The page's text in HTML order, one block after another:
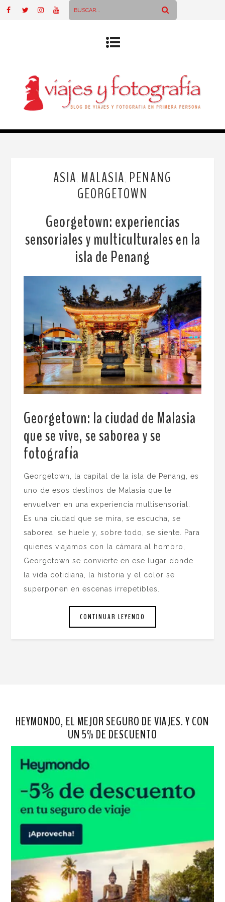
ASIA MALASIA PENANG
GEORGETOWN
Georgetown: experiencias
sensoriales y multiculturales en la
isla de Penang
Georgetown: la ciudad de Malasia
que se vive, se saborea y se
fotografía
Georgetown, la capital de la isla de Penang, es
uno de esos destinos de Malasia que te
envuelven en una experiencia multisensorial.
Es una ciudad que se mira, se escucha, se
saborea, se huele y, sobre todo, se siente. Para
quienes viajamos con la cámara al hombro,
Georgetown se convierte en ese lugar donde
la vida cotidiana, la historia y el color se
superponen en escenas irrepetibles.
CONTINUAR LEYENDO
HEYMONDO, EL MEJOR SEGURO DE VIAJES. Y CON
UN 5% DE DESCUENTO